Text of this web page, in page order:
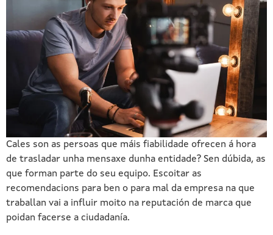
Cales son as persoas que máis fiabilidade ofrecen á hora
de trasladar unha mensaxe dunha entidade? Sen dúbida, as
que forman parte do seu equipo. Escoitar as
recomendacions para ben o para mal da empresa na que
traballan vai a influir moito na reputación de marca que
poidan facerse a ciudadanía.